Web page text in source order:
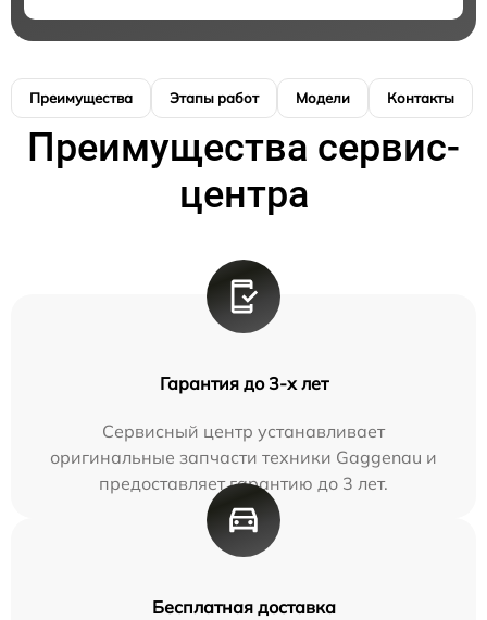
Преимущества Этапы работ Модели Контакты
Преимущества сервис-
центра
Гарантия до 3-х лет
Сервисный центр устанавливает
оригинальные запчасти техники Gaggenau и
предоставляет гарантию до 3 лет.
Бесплатная доставка